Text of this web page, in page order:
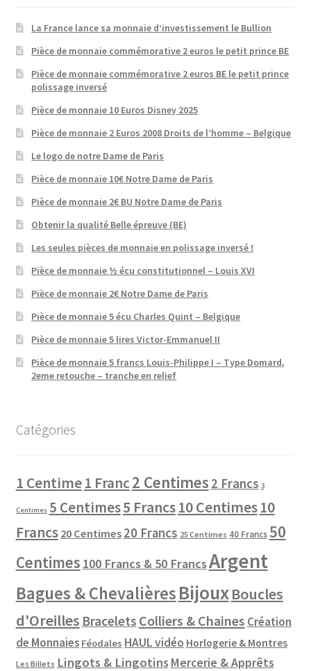
La France lance sa monnaie d’investissement le Bullion
Pièce de monnaie commémorative 2 euros le petit prince BE
Pièce de monnaie commémorative 2 euros BE le petit prince
polissage inversé
Pièce de monnaie 10 Euros Disney 2025
Pièce de monnaie 2 Euros 2008 Droits de l’homme – Belgique
Le logo de notre Dame de Paris
Pièce de monnaie 10€ Notre Dame de Paris
Pièce de monnaie 2€ BU Notre Dame de Paris
Obtenir la qualité Belle épreuve (BE)
Les seules pièces de monnaie en polissage inversé !
Pièce de monnaie ½ écu constitutionnel – Louis XVI
Pièce de monnaie 2€ Notre Dame de Paris
Pièce de monnaie 5 écu Charles Quint – Belgique
Pièce de monnaie 5 lires Victor-Emmanuel II
Pièce de monnaie 5 francs Louis-Philippe I – Type Domard,
2eme retouche – tranche en relief
Catégories
1 Centime1 Franc2 Centimes 2 Francs 3
Centimes 5 Centimes5 Francs10 Centimes10
Francs 20 Centimes 20 Francs 25 Centimes 40 Francs 50
Centimes 100 Francs & 50 FrancsArgent
Bagues & ChevalièresBijouxBoucles
d'Oreilles Bracelets Colliers & Chaines Création
de Monnaies Féodales HAUL vidéo Horlogerie & Montres
Les Billets Lingots & Lingotins Mercerie & Apprêts